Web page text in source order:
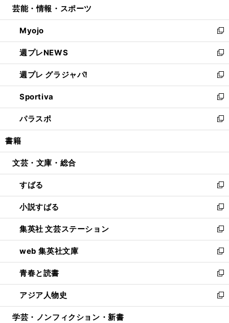
開
く
ウ
で
開
く
ン
ド
ウ
で
開
く
ウ
ィ
ン
ド
ウ
で
開
く
芸能・情報・スポーツ
Myojo
新
し
い
ウ
ィ
ン
ド
ウ
で
開
週プレNEWS
新
し
い
ウ
ィ
ン
ド
ウ
開
週プレ グラジャパ!
新
し
い
ウ
ィ
ン
ウ
開
く
Sportiva
新
し
い
ウ
ン
ウ
で
開
く
パラスポ
新
し
ウ
ン
ド
ウ
で
開
く
書籍
文芸・文庫・総合
すばる
新
し
い
ウ
ィ
ン
ド
ウ
で
開
く
小説すばる
新
し
い
ウ
ィ
ン
ド
ウ
で
開
集英社 文芸ステーション
新
し
い
ウ
ィ
ン
ド
ウ
web 集英社文庫
新
し
い
ウ
ィ
ン
青春と読書
新
し
い
ウ
アジア人物史
新
し
学芸・ノンフィクション・新書